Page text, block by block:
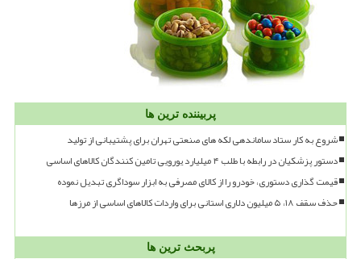
پربیننده ترین ها
شروع به کار ستاد ساماندهی لکه های صنعتی تهران برای پشتیبانی از تولید
دستور پزشکیان در رابطه با طلب ۴ میلیارد یورویی تامین کنندگان کالاهای اساسی
قیمت گذاری دستوری، خودرو را از کالای مصرفی به ابزار سوداگری تبدیل نموده
حذف سقف ۱۸، ۵ میلیون دلاری استانی برای واردات کالاهای اساسی از مرزها
پربحث ترین ها